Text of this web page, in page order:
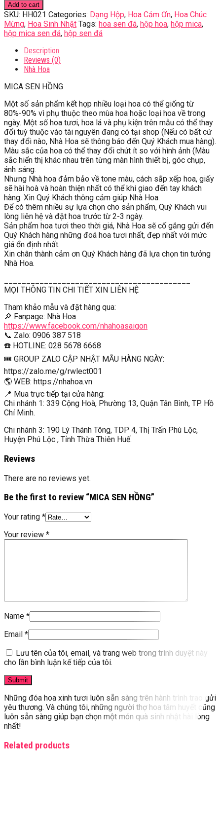
Add to cart
SKU: HH021 Categories: Dạng Hộp, Hoa Cảm Ơn, Hoa Chúc
Mừng, Hoa Sinh Nhật Tags: hoa sen đá, hộp hoa, hộp mica,
hộp mica sen đá, hộp sen đá
Description
Reviews (0)
Nhà Hoa
MICA SEN HỒNG
Một số sản phẩm kết hợp nhiều loại hoa có thể giống từ
80%-90% vì phụ thuộc theo mùa hoa hoặc loại hoa về trong
ngày. Một số hoa tươi, hoa lá và phụ kiện trên mẫu có thể thay
đổi tuỳ thuộc vào tài nguyên đang có tại shop (Nếu có bất cứ
thay đổi nào, Nhà Hoa sẽ thông báo đến Quý Khách mua hàng).
Màu sắc của hoa có thể thay đổi chút ít so với hình ảnh (Màu
sắc hiển thị khác nhau trên từng màn hình thiết bị, góc chụp,
ánh sáng.
Nhưng Nhà hoa đảm bảo về tone màu, cách sắp xếp hoa, giấy
sẽ hài hoà và hoàn thiện nhất có thể khi giao đến tay khách
hàng. Xin Quý Khách thông cảm giúp Nhà Hoa.
Để có thêm nhiều sự lựa chọn cho sản phẩm, Quý Khách vui
lòng liên hệ và đặt hoa trước từ 2-3 ngày.
Sản phẩm hoa tươi theo thời giá, Nhà Hoa sẽ cố gắng gửi đến
Quý Khách hàng những đoá hoa tươi nhất, đẹp nhất với mức
giá ổn định nhất.
Xin chân thành cảm ơn Quý Khách hàng đã lựa chọn tin tưởng
Nhà Hoa.
MỌI THÔNG TIN CHI TIẾT XIN LIÊN HỆ
Tham khảo mẫu và đặt hàng qua:
🔎 Fanpage: Nhà Hoa
https://www.facebook.com/nhahoasaigon
📞 Zalo: 0906 387 518
☎️ HOTLINE: 028 5678 6668
🎟 GROUP ZALO CẬP NHẬT MẪU HÀNG NGÀY:
https://zalo.me/g/rwlect001
🌎 WEB: https://nhahoa.vn
📍 Mua trực tiếp tại cửa hàng:
Chi nhánh 1: 339 Cộng Hoà, Phường 13, Quận Tân Bình, TP. Hồ
Chí Minh.
Chi nhánh 3: 190 Lý Thánh Tông, TDP 4, Thị Trấn Phú Lộc,
Huyện Phú Lộc , Tỉnh Thừa Thiên Huế.
Reviews
There are no reviews yet.
Be the first to review “MICA SEN HỒNG”
Your rating *
Your review *
Name *
Email *
Lưu tên của tôi, email, và trang web trong trình duyệt này
cho lần bình luận kế tiếp của tôi.
Những đóa hoa xinh tươi luôn sẵn sàng trên hành trình trao gửi
yêu thương. Và chúng tôi, những người thợ hoa tâm huyết cũng
luôn sẵn sàng giúp bạn chọn một món quà sinh nhật hài lòng
nhất!
Related products